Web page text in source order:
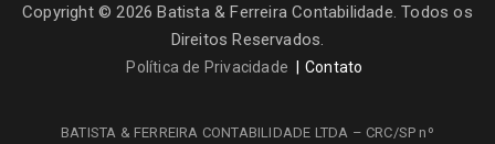
Copyright © 2026 Batista & Ferreira Contabilidade. Todos os
Direitos Reservados.
Política de Privacidade Contato
BATISTA & FERREIRA CONTABILIDADE LTDA – CRC/SP nº